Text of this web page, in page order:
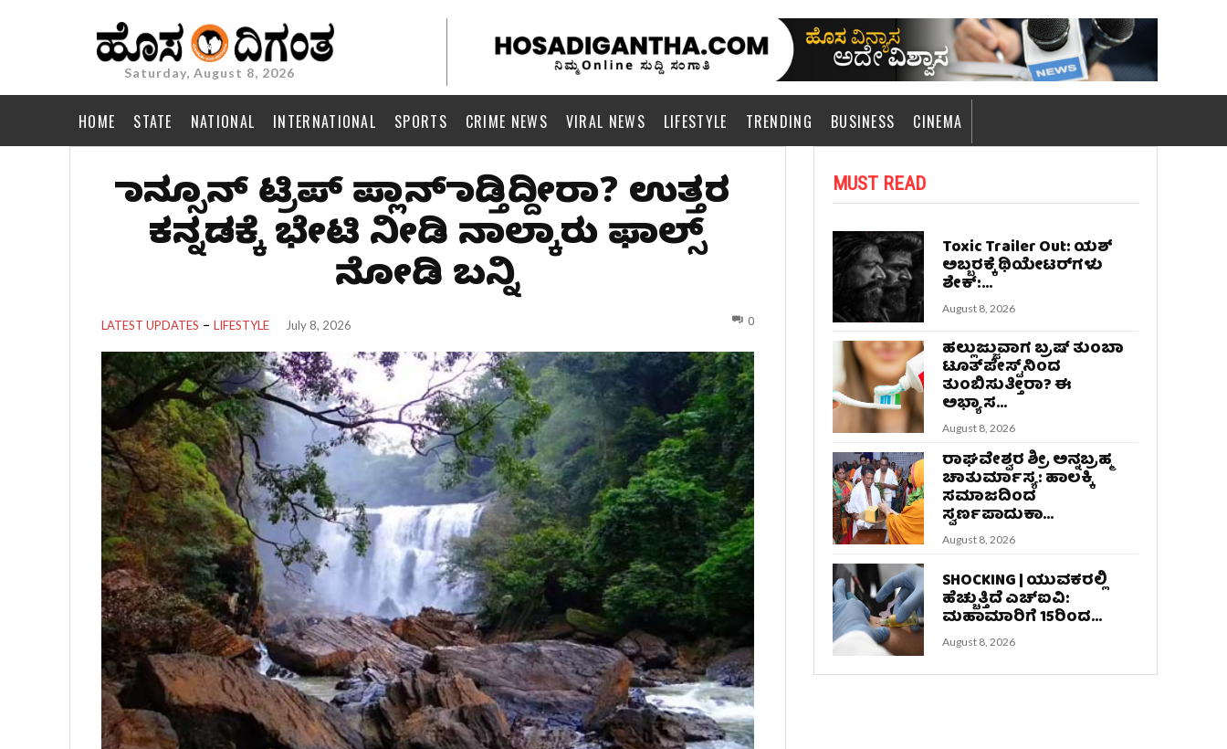
Saturday, August 8, 2026
HOME STATE NATIONAL INTERNATIONAL SPORTS CRIME NEWS VIRAL NEWS LIFESTYLE TRENDING BUSINESS CINEMA
ಮಾನ್ಸೂನ್‌ ಟ್ರಿಪ್‌ ಪ್ಲಾನ್‌ ಮಾಡ್ತಿದ್ದೀರಾ? ಉತ್ತರ
ಕನ್ನಡಕ್ಕೆ ಭೇಟಿ ನೀಡಿ ನಾಲ್ಕಾರು ಫಾಲ್ಸ್‌
ನೋಡಿ ಬನ್ನಿ
LATEST UPDATES LIFESTYLE July 8, 2026 0
MUST READ
Toxic Trailer Out: ಯಶ್‌
ಅಬ್ಬರಕ್ಕೆ ಥಿಯೇಟರ್‌ಗಳು
ಶೇಕ್‌:...
August 8, 2026
ಹಲ್ಲುಜ್ಜುವಾಗ ಬ್ರಷ್‌ ತುಂಬಾ
ಟೂತ್‌ಪೇಸ್ಟ್‌ನಿಂದ
ತುಂಬಿಸುತ್ತೀರಾ? ಈ
ಅಭ್ಯಾಸ...
August 8, 2026
ರಾಘವೇಶ್ವರ ಶ್ರೀ ಅನ್ನಬ್ರಹ್ಮ
ಚಾತುರ್ಮಾಸ್ಯ: ಹಾಲಕ್ಕಿ
ಸಮಾಜದಿಂದ
ಸ್ವರ್ಣಪಾದುಕಾ...
August 8, 2026
SHOCKING | ಯುವಕರಲ್ಲಿ
ಹೆಚ್ಚುತ್ತಿದೆ ಎಚ್‌ಐವಿ:
ಮಹಾಮಾರಿಗೆ 15ರಿಂದ...
August 8, 2026